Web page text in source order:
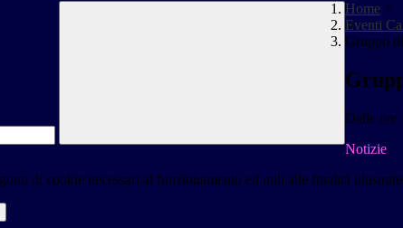
Home >
Eventi
Gruppo
Dalle ore
Notizie
di cookie necessari al funzionamento ed utili alle finalità